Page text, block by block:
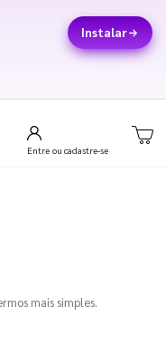
Instalar
Entre ou cadastre-se
mais simples.